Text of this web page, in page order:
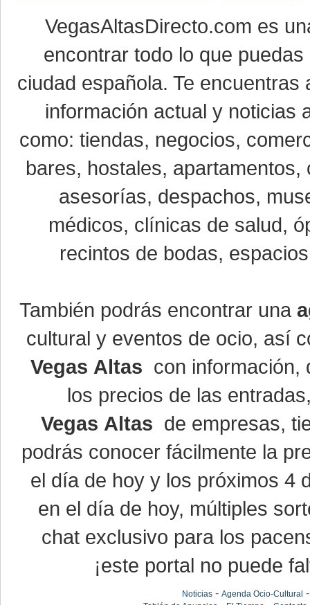
VegasAltasDirecto.com es
encontrar todo lo que
ciudad española. Te
información actual y noticias
como: tiendas, negocios,
bares, hostales,
asesorías, despachos,
médicos, clínicas de salud,
recintos de bodas,
También podrás encontrar una
cultural y eventos de ocio, así
Vegas Altas con información,
los precios de las
Vegas Altas de empresas,
podrás conocer fácilmente la
el día de hoy y los próximos 4
en el día de hoy, múltiples
chat exclusivo para los
¡este portal no puede
Noticias -Agenda Ocio-Cultural